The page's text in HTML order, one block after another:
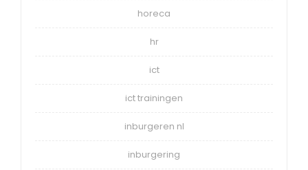
horeca
hr
ict
ict trainingen
inburgeren nl
inburgering